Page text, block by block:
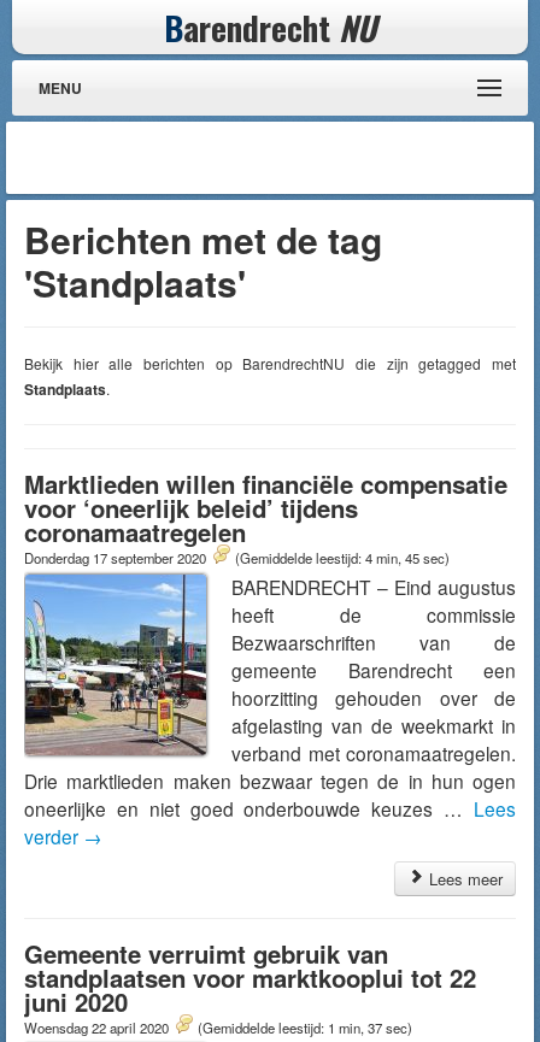
Barendrecht NU
MENU
Berichten met de tag
'Standplaats'
Bekijk hier alle berichten op BarendrechtNU die zijn getagged met
Standplaats.
Marktlieden willen financiële compensatie
voor ‘oneerlijk beleid’ tijdens
coronamaatregelen
Donderdag 17 september 2020 (Gemiddelde leestijd: 4 min, 45 sec)
BARENDRECHT – Eind augustus
heeft de commissie
Bezwaarschriften van de
gemeente Barendrecht een
hoorzitting gehouden over de
afgelasting van de weekmarkt in
verband met coronamaatregelen.
Drie marktlieden maken bezwaar tegen de in hun ogen
oneerlijke en niet goed onderbouwde keuzes … Lees
verder →
Lees meer
Gemeente verruimt gebruik van
standplaatsen voor marktkooplui tot 22
juni 2020
Woensdag 22 april 2020 (Gemiddelde leestijd: 1 min, 37 sec)